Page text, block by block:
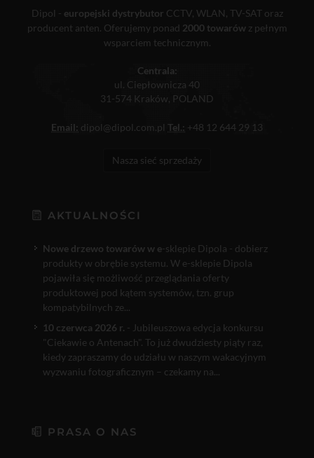
Dipol - europejski dystrybutor CCTV, WLAN, TV-SAT oraz
producent anten. Oferujemy ponad 2000 towarówz pełnym
wsparciem technicznym.
Centrala:
ul. Ciepłownicza 40
31-574 Kraków, POLAND
Email: dipol@dipol.com.pl Tel.: +48 12 644 29 13
Nasza sieć sprzedaży
AKTUALNOŚCI
Nowe drzewo towarów w e-sklepie Dipola - dobierz
produkty w obrębie systemu. W e-sklepie Dipola
pojawiła się możliwość przeglądania oferty
produktowej pod kątem systemów, tzn. grup
kompatybilnych ze...
10 czerwca 2026 r. - Jubileuszowa edycja konkursu
"Ciekawie o Antenach". To już dwudziesty piąty raz,
kiedy zapraszamy do udziału w naszym wakacyjnym
wyzwaniu fotograficznym – czekamy na...
PRASA O NAS